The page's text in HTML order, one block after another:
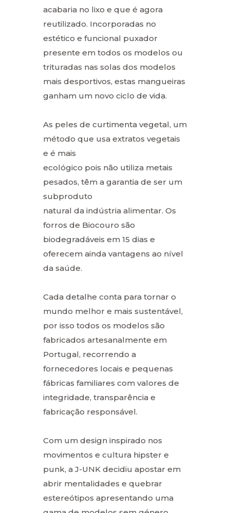
acabaria no lixo e que é agora
reutilizado. Incorporadas no
estético e funcional puxador
presente em todos os modelos ou
trituradas nas solas dos modelos
mais desportivos, estas mangueiras
ganham um novo ciclo de vida.
As peles de curtimenta vegetal, um
método que usa extratos vegetais
e é mais
ecológico pois não utiliza metais
pesados, têm a garantia de ser um
subproduto
natural da indústria alimentar. Os
forros de Biocouro são
biodegradáveis em 15 dias e
oferecem ainda vantagens ao nível
da saúde.
Cada detalhe conta para tornar o
mundo melhor e mais sustentável,
por isso todos os modelos são
fabricados artesanalmente em
Portugal, recorrendo a
fornecedores locais e pequenas
fábricas familiares com valores de
integridade, transparência e
fabricação responsável.
Com um design inspirado nos
movimentos e cultura hipster e
punk, a J-UNK decidiu apostar em
abrir mentalidades e quebrar
estereótipos apresentando uma